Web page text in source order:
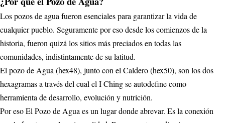
Los pozos de agua fueron esenciales para garantizar la vida de
cualquier pueblo. Seguramente por eso desde los comienzos de la
historia, fueron quizá los sitios más preciados en todas las
comunidades, indistintamente de su latitud.
El pozo de Agua (hex48), junto con el Caldero (hex50), son los dos
hexagramas a través del cual el I Ching se autodefine como
herramienta de desarrollo, evolución y nutrición.
Por eso El Pozo de Agua es un lugar donde abrevar. Es la conexión